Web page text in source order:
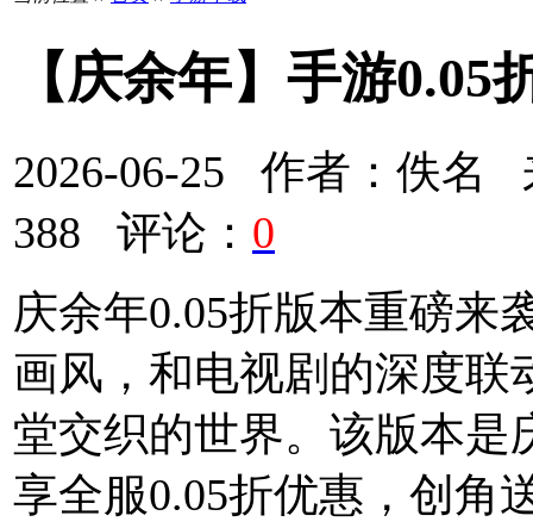
【庆余年】手游
2026-06-25 作者：佚名
388 评论： 0
庆余年0.05折版本重磅来
画风，和电视剧的深度联
堂交织的世界。该版本是
享全服0.05折优惠，创角